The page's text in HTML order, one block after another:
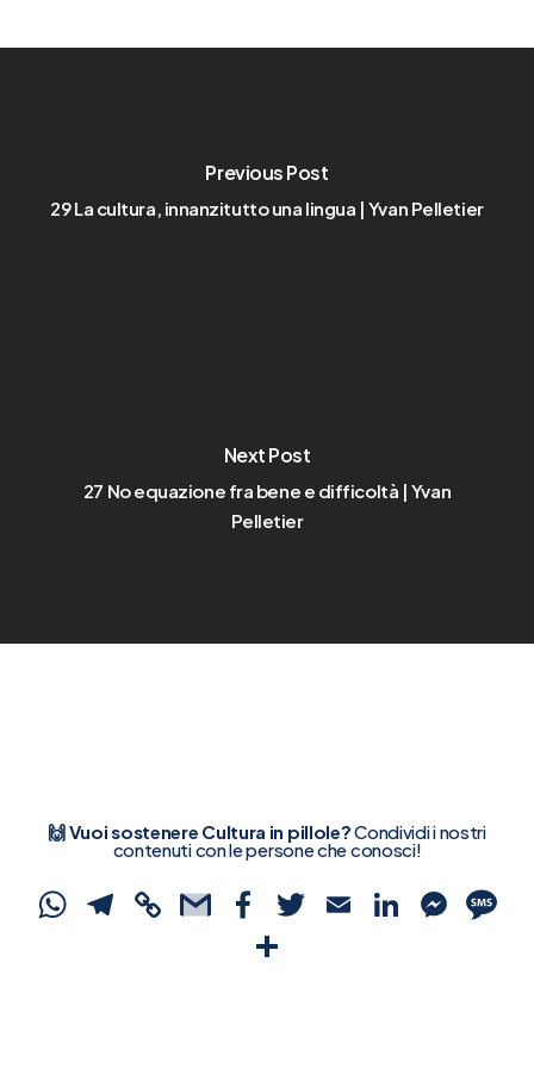
Previous Post
29 La cultura, innanzitutto una lingua | Yvan Pelletier
Next Post
27 No equazione fra bene e difficoltà | Yvan
Pelletier
🙌 Vuoi sostenere Cultura in pillole?Condividi i nostri
contenuti con le persone che conosci!
WhatsApp
Telegram
CopyGmailFacebook
Twitter
Email